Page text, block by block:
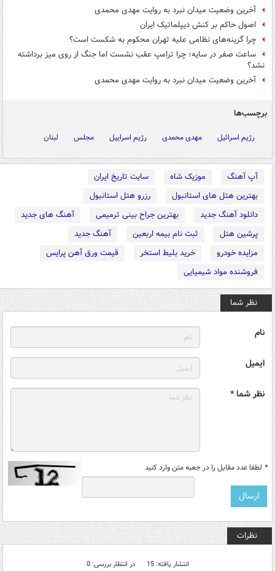
آخرین وضعیت میدان نبرد به روایت مهدی محمدی
اصول حاکم بر کنش دیپلماتیک ایران
چرا گزینه‌های نظامی علیه تهران محکوم به شکست است؟
ساعت صفر در سایه؛ چرا ترامپ عقب نشست اما جنگ از روی میز برداشته
نشد؟
آخرین وضعیت میدان نبرد به روایت مهدی محمدی
برچسب‌ها
رژیم اسرائیل مهدی محمدی رژیم اسراییل مجلس لبنان
آپ آهنگ موزیک شاه
سایت تاریخ ایران
بهترین هتل های استانبول
رزرو هتل استانبول
دانلود آهنگ جدید
بهترین جراح بینی ترمیمی
آهنگ های جدید
پرشین هتل
ثبت نام بیمه اربعین
آهنگ جدید
مزایده خودرو
خرید بلیط استخر
قیمت ورق آهن پرایس
فروشنده مواد شیمیایی
نظر شما
نام
ایمیل
نظر شما *
* لطفا عدد مقابل را در جعبه متن وارد کنید
نظرات
انتشار یافته: 15 در انتظار بررسی: 0